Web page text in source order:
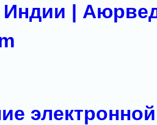
|
электронной